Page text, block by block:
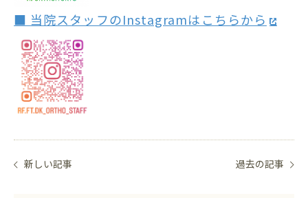
■ 当院スタッフのInstagramはこちらから
新しい記事 過去の記事